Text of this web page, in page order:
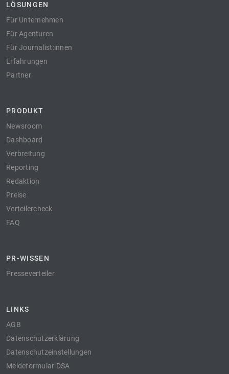
LÖSUNGEN
Für Unternehmen
Für Agenturen
Für Journalist:innen
Erfahrungen
Partner
PRODUKT
Newsroom
Dashboard
Verbreitung
Reporting
Redaktion
Preise
Verteilercheck
FAQ
PR-WISSEN
Presseverteiler
LINKS
AGB
Datenschutzerklärung
Datenschutzeinstellungen
Meldeformular DSA